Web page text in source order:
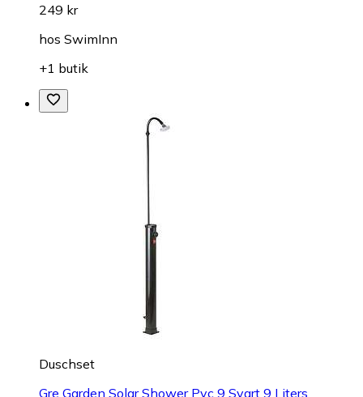
249 kr
hos SwimInn
+1 butik
Duschset
Gre Garden Solar Shower Pvc 9 Svart 9 Liters